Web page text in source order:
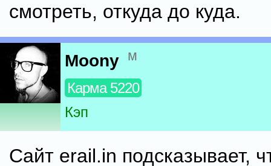
смотреть, откуда до куда.
Moony м
Карма 5220
Кэп
Сайт erail.in подсказывает,